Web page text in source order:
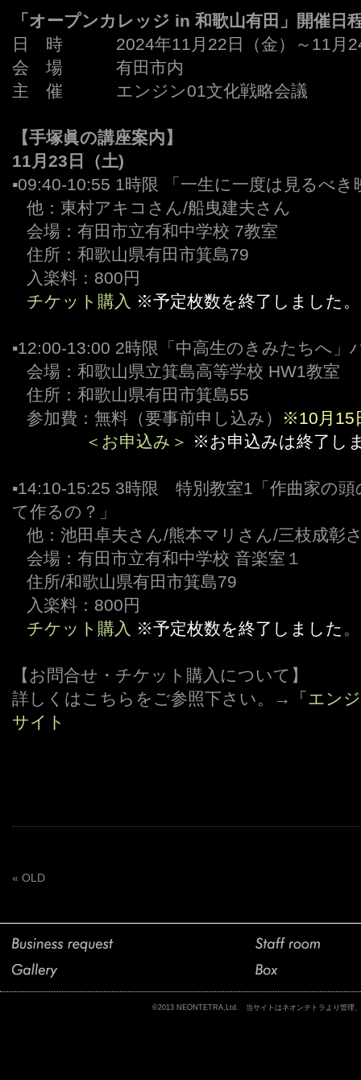
「オープンカレッジ in 和歌山有田」開催日
日 時 2024年11月22日（金）～11月24
会 場 有田市内
主 催 エンジン01文化戦略会議
【手塚眞の講座案内】
11月23日（土)
▪09:40-10:55 1時限 「一生に一度は見るべき
他：東村アキコさん/船曳建夫さん
会場：有田市立有和中学校 7教室
住所：和歌山県有田市箕島79
入楽料：800円
チケット購入 ※予定枚数を終了しました。
▪12:00-13:00 2時限「中高生のきみたちへ」
会場：和歌山県立箕島高等学校 HW1教室
住所：和歌山県有田市箕島55
参加費：無料（要事前申し込み）
※10月15
＜お申込み＞ ※お申込みは終了し
▪14:10-15:25 3時限 特別教室1「作曲家の
て作るの？」
他：池田卓夫さん/熊本マリさん/三枝成彰
会場：有田市立有和中学校 音楽室１
住所/和歌山県有田市箕島79
入楽料：800円
チケット購入 ※予定枚数を終了しました 。
【お問合せ・チケット購入について】
詳しくはこちらをご参照下さい。→
「エン
サイト
« OLD
©2013 NEONTETRA,Ltd. 当サイトはネオンテトラより管理